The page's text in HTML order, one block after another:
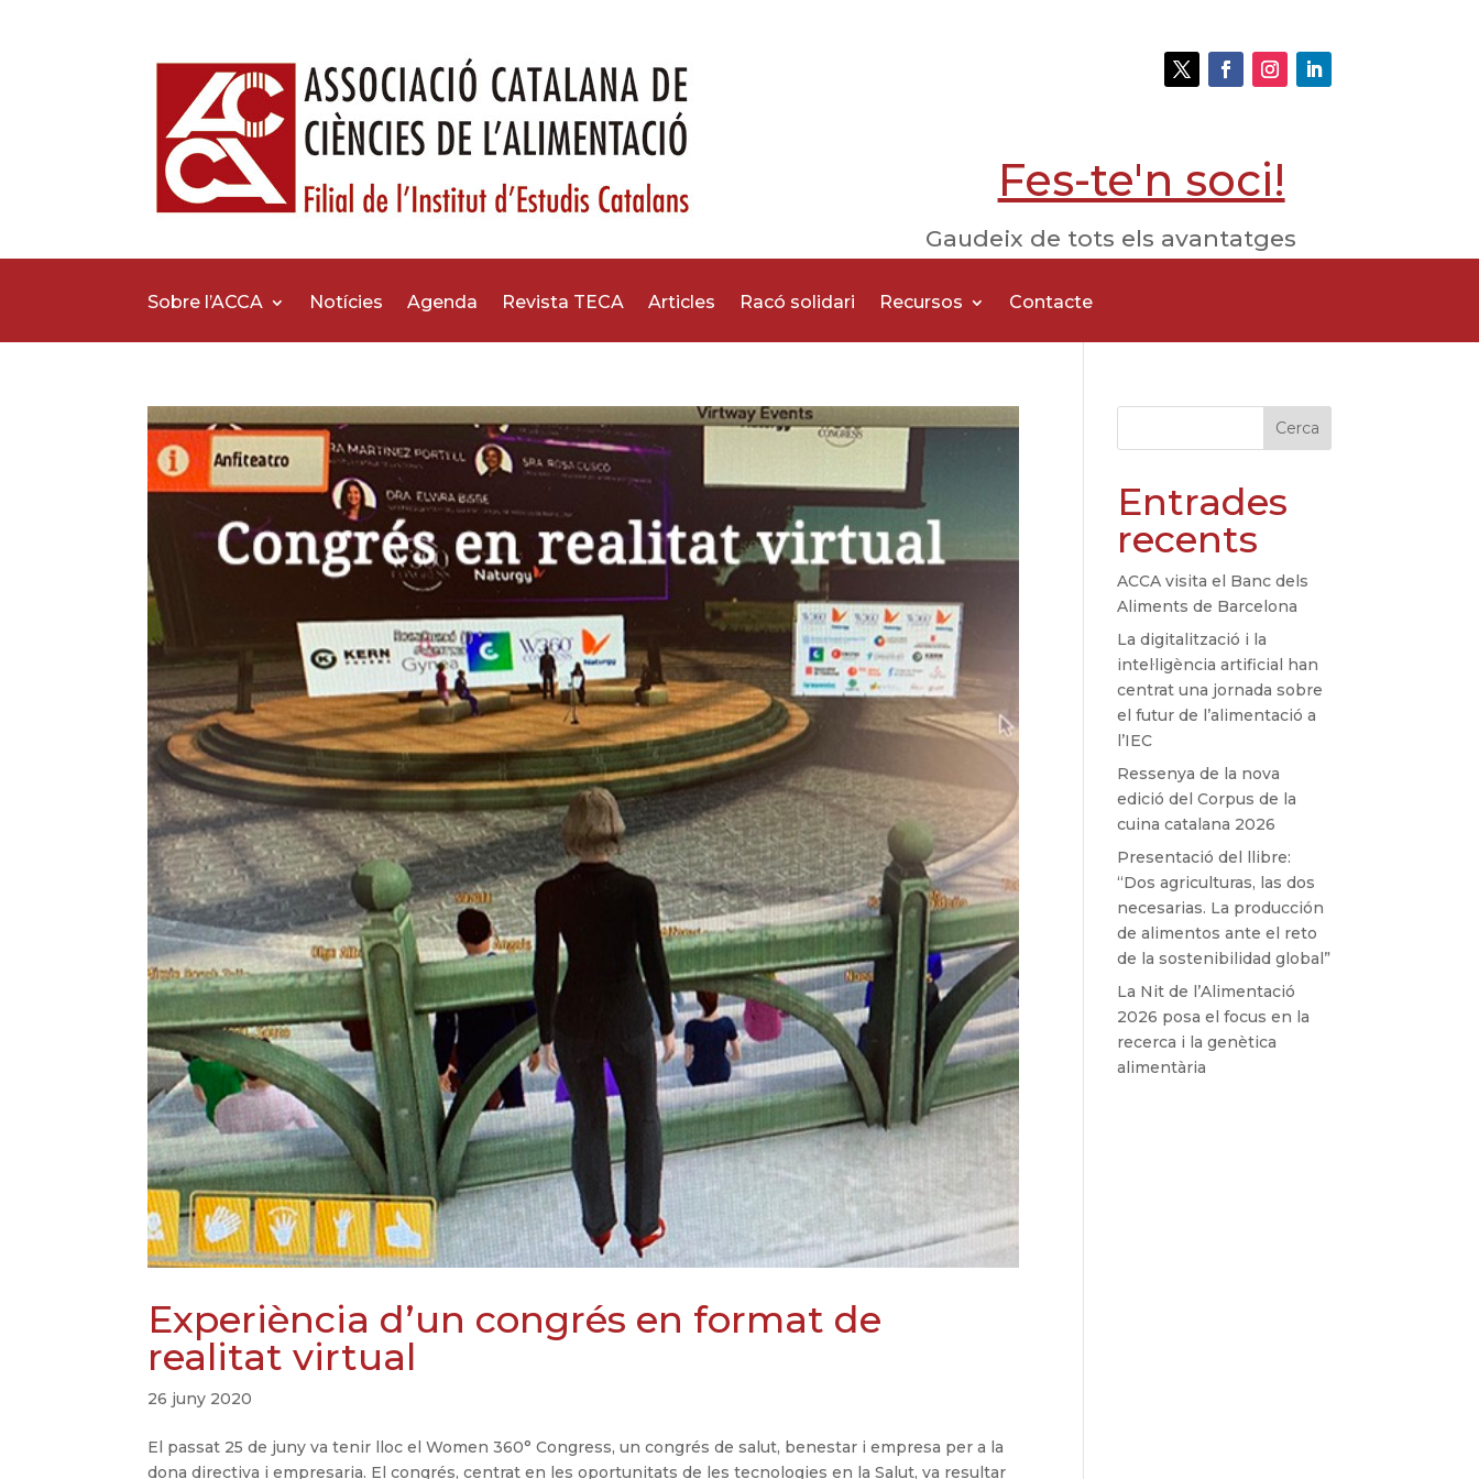
Fes-te'n soci!
Gaudeix de tots els avantatges
Sobre l’ACCA Notícies Agenda Revista TECA Articles Racó solidari Recursos Contacte
Experiència d’un congrés en format de
realitat virtual
26 juny 2020
El passat 25 de juny va tenir lloc el Women 360° Congress, un congrés de salut, benestar i empresa per a la
dona directiva i empresaria. El congrés, centrat en les oportunitats de les tecnologies en la Salut, va resultar
Cerca
Entrades
recents
ACCA visita el Banc dels
Aliments de Barcelona
La digitalització i la
intel·ligència artificial han
centrat una jornada sobre
el futur de l’alimentació a
l’IEC
Ressenya de la nova
edició del Corpus de la
cuina catalana 2026
Presentació del llibre:
“Dos agriculturas, las dos
necesarias. La producción
de alimentos ante el reto
de la sostenibilidad global”
La Nit de l’Alimentació
2026 posa el focus en la
recerca i la genètica
alimentària